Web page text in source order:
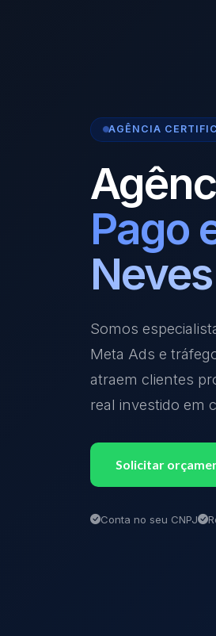
AGÊNCIA
Pago
Neves
Somos
Meta Ads e
atraem clientes
real investido em
Solicitar
Conta no seu CNPJ